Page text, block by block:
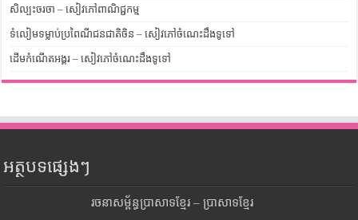
សិល្បះចរចា – សៀវភៅពាណិជ្ជកម្ម
ទំលៀមទម្លាប់ប្រពៃណីជនជាតិចិន – សៀវភៅចំណេះដឹងទូទៅ
ដើមកំណើតអង្គរ – សៀវភៅចំណេះដឹងទូទៅ
អត្ថបទផ្សេងៗ
រចនាសម្ព័ន្ធប្រាសាទខ្មែរ – ប្រាសាទខ្មែរ